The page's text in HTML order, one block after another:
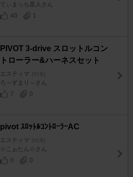
てぃまっち星人さん
40
1
PIVOT 3-drive スロットルコン
トローラー&ハーネスセット
エスティマ [50系]
ろ～ずまり～さん
7
0
pivot ｽﾛｯﾄﾙｺﾝﾄﾛｰﾗｰAC
エスティマ [50系]
☆こぉたん☆さん
0
0